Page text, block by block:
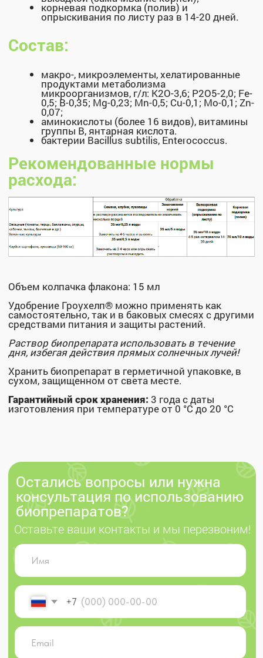
Оставьте ваши контакты и мы перезвоним!
Остались вопросы или нужна
консультация по использованию
+7
Нажимая на кнопку "Отправить", Вы соглашаетесь на
обработку персональных данных,а также принимаете
условияоферты
Отправить
Оферта
Доставка и
оплата
Партнерам
Каталог
Где купить
140081, Московская обл., г. Лыткарино,
ул.Набережная, д.7, помещение I-1
info@ekodachnik.ru
+7 (800) 200 11 06
Заявка на звонок
© 2025 ekodachnik.ru
Индивидуальный предприниматель Яковлева
Тамара Викторовна
ОГРНИП 310 502 733 000 017 ИНН 502 600 041 292